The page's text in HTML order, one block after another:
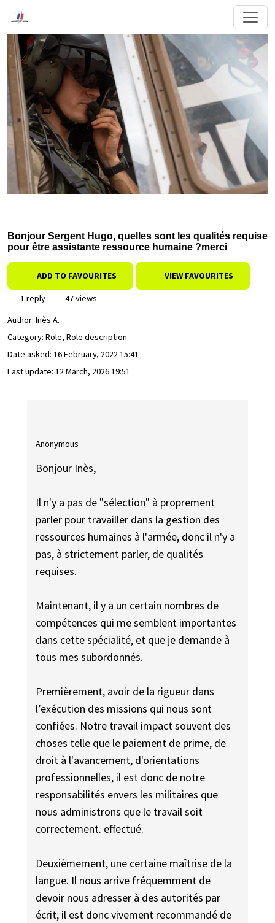
Bonjour Sergent Hugo, quelles sont les qualités requise
pour être assistante ressource humaine ?merci
ADD TO FAVOURITES VIEW FAVOURITES
1 reply
47 views
Author: Inès A.
Category: Role, Role description
Date asked: 16 February, 2022 15:41
Last update: 12 March, 2026 19:51
Anonymous
Bonjour Inès,
Il n'y a pas de "sélection" à proprement
parler pour travailler dans la gestion des
ressources humaines à l'armée, donc il n'y a
pas, à strictement parler, de qualités
requises.
Maintenant, il y a un certain nombres de
compétences qui me semblent importantes
dans cette spécialité, et que je demande à
tous mes subordonnés.
Premièrement, avoir de la rigueur dans
l’exécution des missions qui nous sont
confiées. Notre travail impact souvent des
choses telle que le paiement de prime, de
droit à l'avancement, d'orientations
professionnelles, il est donc de notre
responsabilités envers les militaires que
nous administrons que le travail soit
correctement. effectué.
Deuxièmement, une certaine maîtrise de la
langue. Il nous arrive fréquemment de
devoir nous adresser à des autorités par
écrit, il est donc vivement recommandé de